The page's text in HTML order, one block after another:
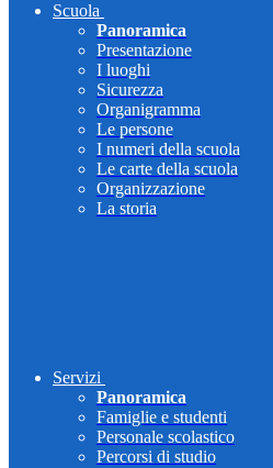
Scuola
Panoramica
Presentazione
I luoghi
Sicurezza
Organigramma
Le persone
I numeri della scuola
Le carte della scuola
Organizzazione
La storia
Servizi
Panoramica
Famiglie e studenti
Personale scolastico
Percorsi di studio